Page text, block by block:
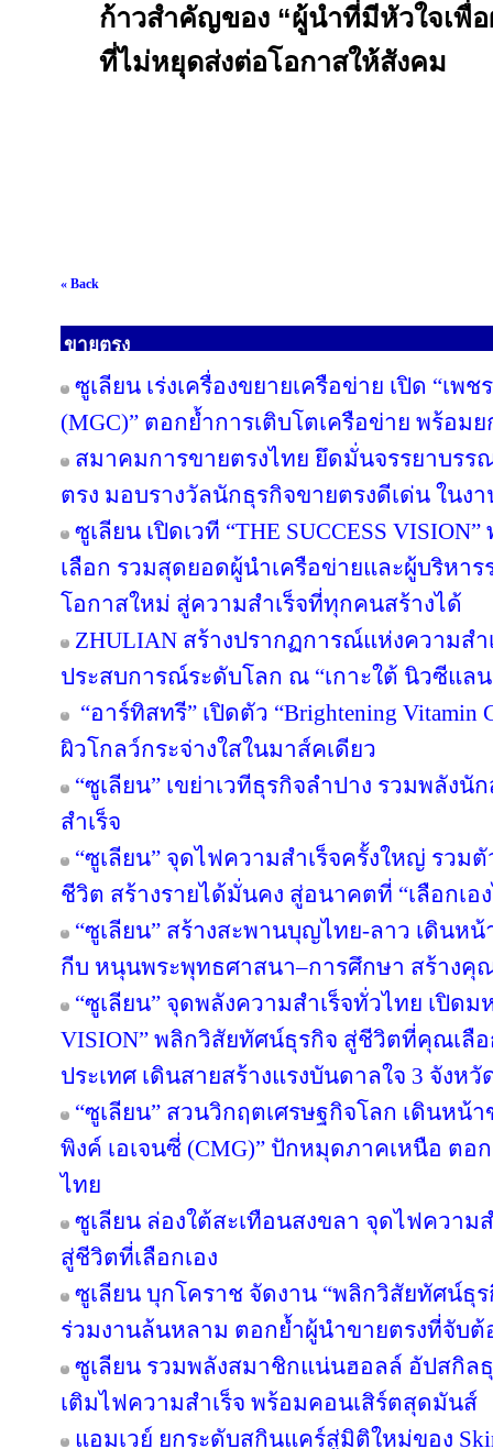
ก้าวสำคัญของ “ผู้นำที่มีหัวใจเพื่
ที่ไม่หยุดส่งต่อโอกาสให้สังคม
« Back
ขายตรง
ซูเลียน เร่งเครื่องขยายเครือข่าย เปิด “เพ
(MGC)” ตอกย้ำการเติบโตเครือข่าย พร้อ
สมาคมการขายตรงไทย ยึดมั่นจรรยาบรร
ตรง มอบรางวัลนักธุรกิจขายตรงดีเด่น ในงา
ซูเลียน เปิดเวที “THE SUCCESS
เลือก รวมสุดยอดผู้นำเครือข่ายและผู้บริหา
โอกาสใหม่ สู่ความสำเร็จที่ทุกคนสร้างได้
ZHULIAN สร้างปรากฏการณ์แห่งความสำ
ประสบการณ์ระดับโลก ณ “เกาะใต้ นิวซีแล
“อาร์ทิสทรี” เปิดตัว “Brightening Vitamin
ผิวโกลว์กระจ่างใสในมาส์คเดียว
“ซูเลียน” เขย่าเวทีธุรกิจลำปาง รวมพลัง
สำเร็จ
“ซูเลียน” จุดไฟความสำเร็จครั้งใหญ่ รว
ชีวิต สร้างรายได้มั่นคง สู่อนาคตที่ “เลือกเอ
“ซูเลียน” สร้างสะพานบุญไทย-ลาว เดินห
กีบ หนุนพระพุทธศาสนา–การศึกษา สร้างคุ
“ซูเลียน” จุดพลังความสำเร็จทั่วไทย เปิดม
VISION” พลิกวิสัยทัศน์ธุรกิจ สู่ชีวิตที่คุณเลื
ประเทศ เดินสายสร้างแรงบันดาลใจ 3 จังห
“ซูเลียน” สวนวิกฤตเศรษฐกิจโลก เดินหน้
พิงค์ เอเจนซี่ (CMG)” ปักหมุดภาคเหนือ ตอ
ไทย
ซูเลียน ล่องใต้สะเทือนสงขลา จุดไฟความ
สู่ชีวิตที่เลือกเอง
ซูเลียน บุกโคราช จัดงาน “พลิกวิสัยทัศน์ธุ
ร่วมงานล้นหลาม ตอกย้ำผู้นำขายตรงที่จับต้
ซูเลียน รวมพลังสมาชิกแน่นฮอลล์ อัปสกิ
เติมไฟความสำเร็จ พร้อมคอนเสิร์ตสุดมันส์
แอมเวย์ ยกระดับสกินแคร์สู่มิติใหม่ของ